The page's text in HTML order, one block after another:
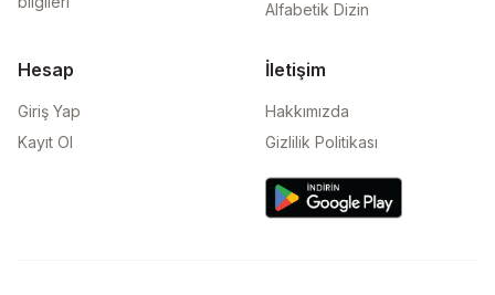
Alfabetik Dizin
Hesap
Giriş Yap
Kayıt Ol
İletişim
Hakkımızda
Gizlilik Politikası